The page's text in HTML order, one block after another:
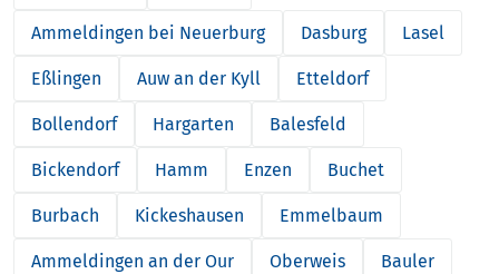
Ammeldingen bei Neuerburg Dasburg Lasel
Eßlingen Auw an der Kyll Etteldorf
Bollendorf Hargarten Balesfeld
Bickendorf Hamm Enzen Buchet
Burbach Kickeshausen Emmelbaum
Ammeldingen an der Our Oberweis Bauler